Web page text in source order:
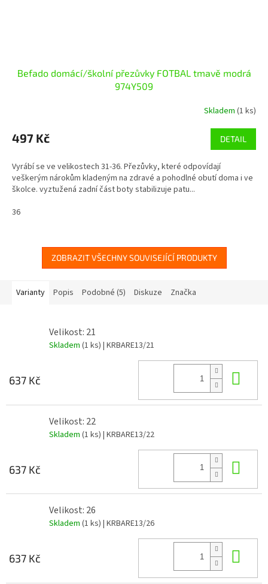
Befado domácí/školní přezůvky FOTBAL tmavě modrá
974Y509
Skladem (1 ks)
497 Kč DETAIL
Vyrábí se ve velikostech 31-36. Přezůvky, které odpovídají
veškerým nárokům kladeným na zdravé a pohodlné obutí doma i ve
školce. vyztužená zadní část boty stabilizuje patu...
36
ZOBRAZIT VŠECHNY SOUVISEJÍCÍ PRODUKTY
Varianty Popis Podobné (5) Diskuze Značka
Velikost: 21
Skladem (1 ks) | KRBARE13/21
637 Kč
Velikost: 22
Skladem (1 ks) | KRBARE13/22
637 Kč
Velikost: 26
Skladem (1 ks) | KRBARE13/26
637 Kč